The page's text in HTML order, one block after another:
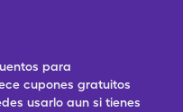
para
cupones gratuitos
usarlo aun si tienes